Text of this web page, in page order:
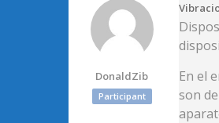
DonaldZib
Participant
En el
son